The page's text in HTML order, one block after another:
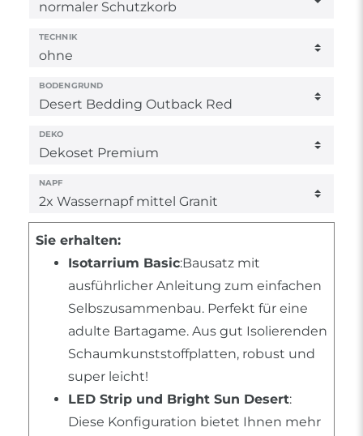
TECHNIK
BODENGRUND
DEKO
NAPF
Sie erhalten:
Isotarrium Basic:Bausatz mit
ausführlicher Anleitung zum einfachen
Selbszusammenbau. Perfekt für eine
adulte Bartagame. Aus gut Isolierenden
Schaumkunststoffplatten, robust und
super leicht!
LED Strip und Bright Sun Desert:
Diese Konfiguration bietet Ihnen mehr